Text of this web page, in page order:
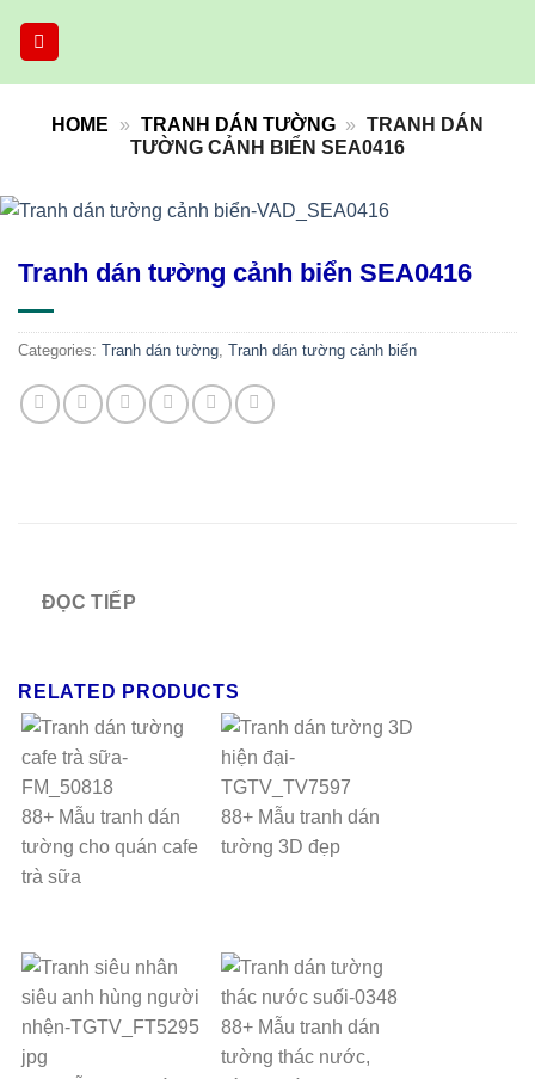
HOME » TRANH DÁN TƯỜNG » TRANH DÁN
TƯỜNG CẢNH BIỂN SEA0416
Tranh dán tường cảnh biển SEA0416
Categories: Tranh dán tường, Tranh dán tường cảnh biển
ĐỌC TIẾP
RELATED PRODUCTS
88+ Mẫu tranh dán
tường cho quán cafe
trà sữa
88+ Mẫu tranh dán
tường 3D đẹp
88+ Mẫu tranh dán
tường thác nước,